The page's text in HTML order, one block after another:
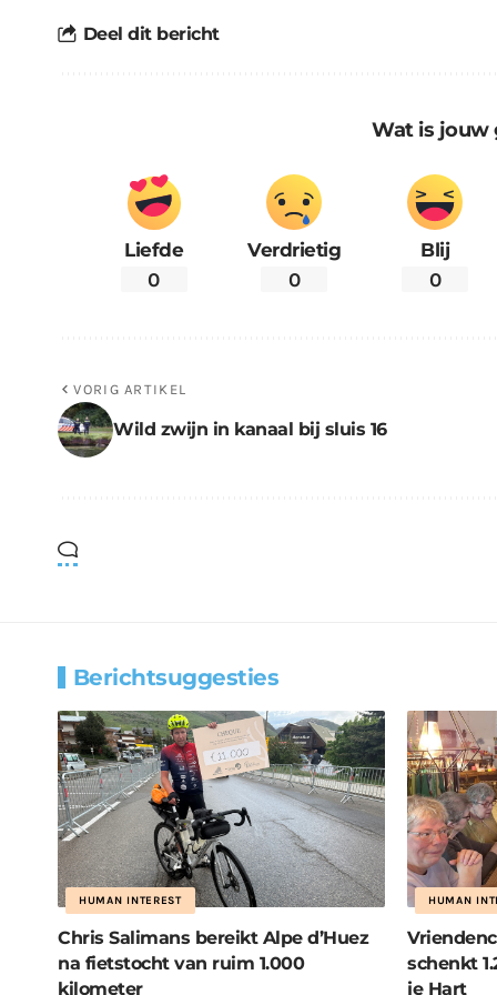
Deel dit bericht
Wat is jouw
Liefde
0
Verdrietig
0
Blij
0
VORIG ARTIKEL
Wild zwijn in kanaal bij sluis 16
Berichtsuggesties
HUMAN INTEREST
Chris Salimans bereikt Alpe d’Huez
na fietstocht van ruim 1.000
kilometer
HUMAN
schenkt
je Hart